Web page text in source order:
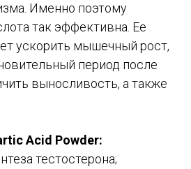
Именно поэтому
так эффективна. Ее
ускорить мышечный рост,
период после
выносливость, а также
Acid Powder:
тестостерона;